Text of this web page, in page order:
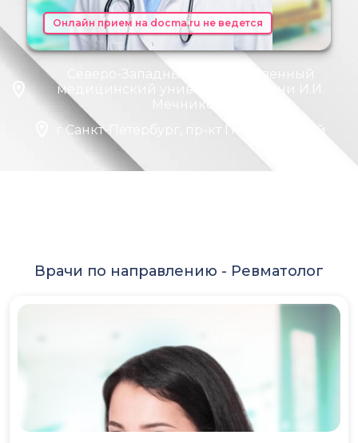
Онлайн прием на docma.ru не ведется
Северо-Западный государственный
медицинский университет имени И.И.
Мечникова
г Санкт-Петербург, пр-кт Пискарёвский
Врачи по направлению - Ревматолог